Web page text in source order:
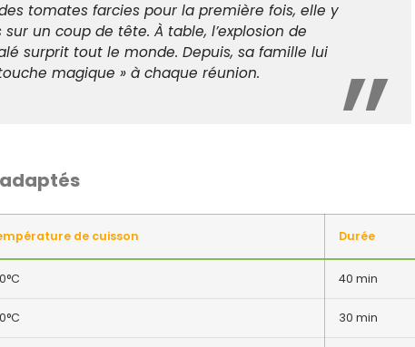
tomates farcies pour la première fois, elle y
un coup de tête. À table, l’explosion de
surprit tout le monde. Depuis, sa famille lui
magique » à chaque réunion.
de cuisson Durée
40 min
30 min